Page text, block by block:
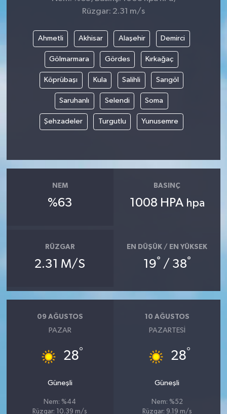
Rüzgar: 2.31 m/s
Ahmetli Akhisar Alaşehir Demirci
Gölmarmara Gördes Kırkağaç
Köprübaşı Kula Salihli Sarıgöl
Saruhanlı Selendi Soma
Şehzadeler Turgutlu Yunusemre
NEM
%63
BASINÇ
1008 HPA hpa
RÜZGAR
2.31 M/S
EN DÜŞÜK / EN YÜKSEK
19° / 38°
09 AĞUSTOS
PAZAR
28°
Güneşli
Nem: %44
Rüzgar: 10.39 m/s
10 AĞUSTOS
PAZARTESI
28°
Güneşli
Nem: %52
Rüzgar: 9.19 m/s